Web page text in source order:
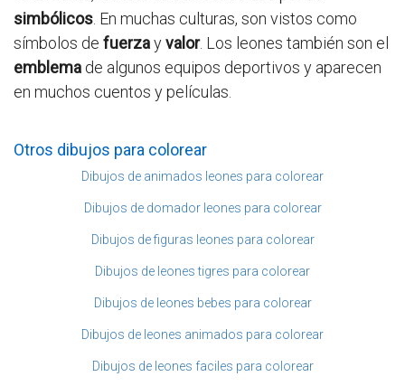
simbólicos. En muchas culturas, son vistos como
símbolos de fuerzayvalor. Los leones también son el
emblema de algunos equipos deportivos y aparecen
en muchos cuentos y películas.
Otros dibujos para colorear
Dibujos de animados leones para colorear
Dibujos de domador leones para colorear
Dibujos de figuras leones para colorear
Dibujos de leones tigres para colorear
Dibujos de leones bebes para colorear
Dibujos de leones animados para colorear
Dibujos de leones faciles para colorear